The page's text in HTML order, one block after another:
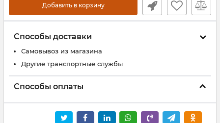
Добавить в корзину
Способы доставки
Самовывоз из магазина
Другие транспортные службы
Способы оплаты